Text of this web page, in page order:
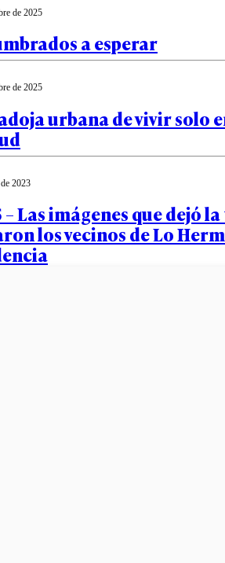
de 2025
a esperar
de 2025
urbana de vivir solo
2023
– Las imágenes que dejó
los vecinos de Lo